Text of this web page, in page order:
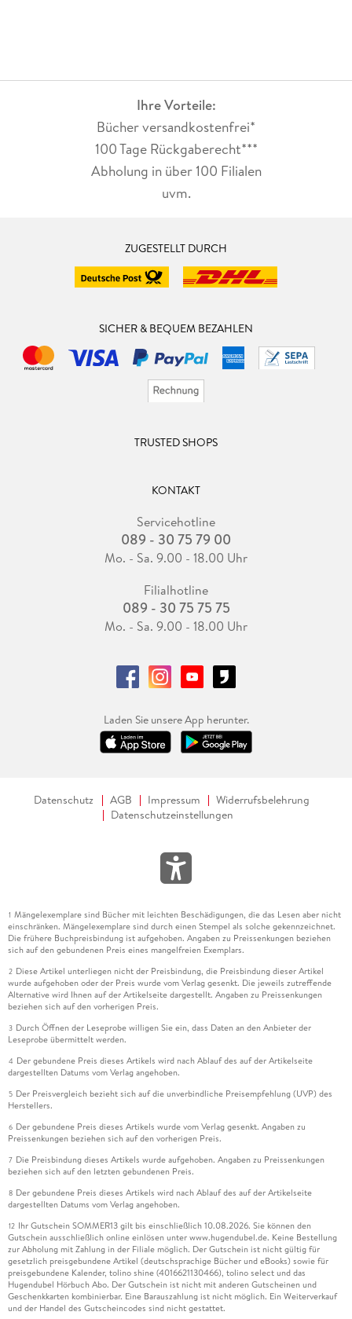
Ihre Vorteile:
Bücher versandkostenfrei*
100 Tage Rückgaberecht***
Abholung in über 100 Filialen
uvm.
ZUGESTELLT DURCH
SICHER & BEQUEM BEZAHLEN
TRUSTED SHOPS
KONTAKT
Servicehotline
089 - 30 75 79 00
Mo. - Sa. 9.00 - 18.00 Uhr
Filialhotline
089 - 30 75 75 75
Mo. - Sa. 9.00 - 18.00 Uhr
Laden Sie unsere App herunter.
Datenschutz AGB Impressum
Widerrufsbelehrung
Datenschutzeinstellungen
1 Mängelexemplare sind Bücher mit leichten Beschädigungen, die das Lesen aber nicht
einschränken. Mängelexemplare sind durch einen Stempel als solche gekennzeichnet.
Die frühere Buchpreisbindung ist aufgehoben. Angaben zu Preissenkungen beziehen
sich auf den gebundenen Preis eines mangelfreien Exemplars.
2 Diese Artikel unterliegen nicht der Preisbindung, die Preisbindung dieser Artikel
wurde aufgehoben oder der Preis wurde vom Verlag gesenkt. Die jeweils zutreffende
Alternative wird Ihnen auf der Artikelseite dargestellt. Angaben zu Preissenkungen
beziehen sich auf den vorherigen Preis.
3 Durch Öffnen der Leseprobe willigen Sie ein, dass Daten an den Anbieter der
Leseprobe übermittelt werden.
4 Der gebundene Preis dieses Artikels wird nach Ablauf des auf der Artikelseite
dargestellten Datums vom Verlag angehoben.
5 Der Preisvergleich bezieht sich auf die unverbindliche Preisempfehlung (UVP) des
Herstellers.
6 Der gebundene Preis dieses Artikels wurde vom Verlag gesenkt. Angaben zu
Preissenkungen beziehen sich auf den vorherigen Preis.
7 Die Preisbindung dieses Artikels wurde aufgehoben. Angaben zu Preissenkungen
beziehen sich auf den letzten gebundenen Preis.
8 Der gebundene Preis dieses Artikels wird nach Ablauf des auf der Artikelseite
dargestellten Datums vom Verlag angehoben.
12 Ihr Gutschein SOMMER13 gilt bis einschließlich 10.08.2026. Sie können den
Gutschein ausschließlich online einlösen unter www.hugendubel.de. Keine Bestellung
zur Abholung mit Zahlung in der Filiale möglich. Der Gutschein ist nicht gültig für
gesetzlich preisgebundene Artikel (deutschsprachige Bücher und eBooks) sowie für
preisgebundene Kalender, tolino shine (4016621130466), tolino select und das
Hugendubel Hörbuch Abo. Der Gutschein ist nicht mit anderen Gutscheinen und
Geschenkkarten kombinierbar. Eine Barauszahlung ist nicht möglich. Ein Weiterverkauf
und der Handel des Gutscheincodes sind nicht gestattet.